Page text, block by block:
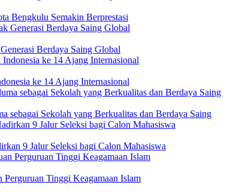
Bengkulu Semakin Berprestasi
Berdaya Saing Global
ke 14 Ajang Internasional
sebagai Sekolah yang Berkualitas dan Berdaya Saing
9 Jalur Seleksi bagi Calon Mahasiswa
Tinggi Keagamaan Islam